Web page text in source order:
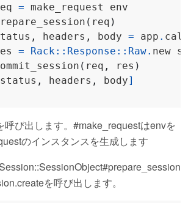
=
( req )
, headers , body = app . call
= Rack :: Response :: Raw. new
( req , res )
status , headers , body]
呼び出します。#make_requestはenvを
のインスタンスを生成します
を呼び出します。